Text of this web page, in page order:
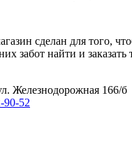
сделан для того,
забот найти и заказать
Железнодорожная 166/б
90-52